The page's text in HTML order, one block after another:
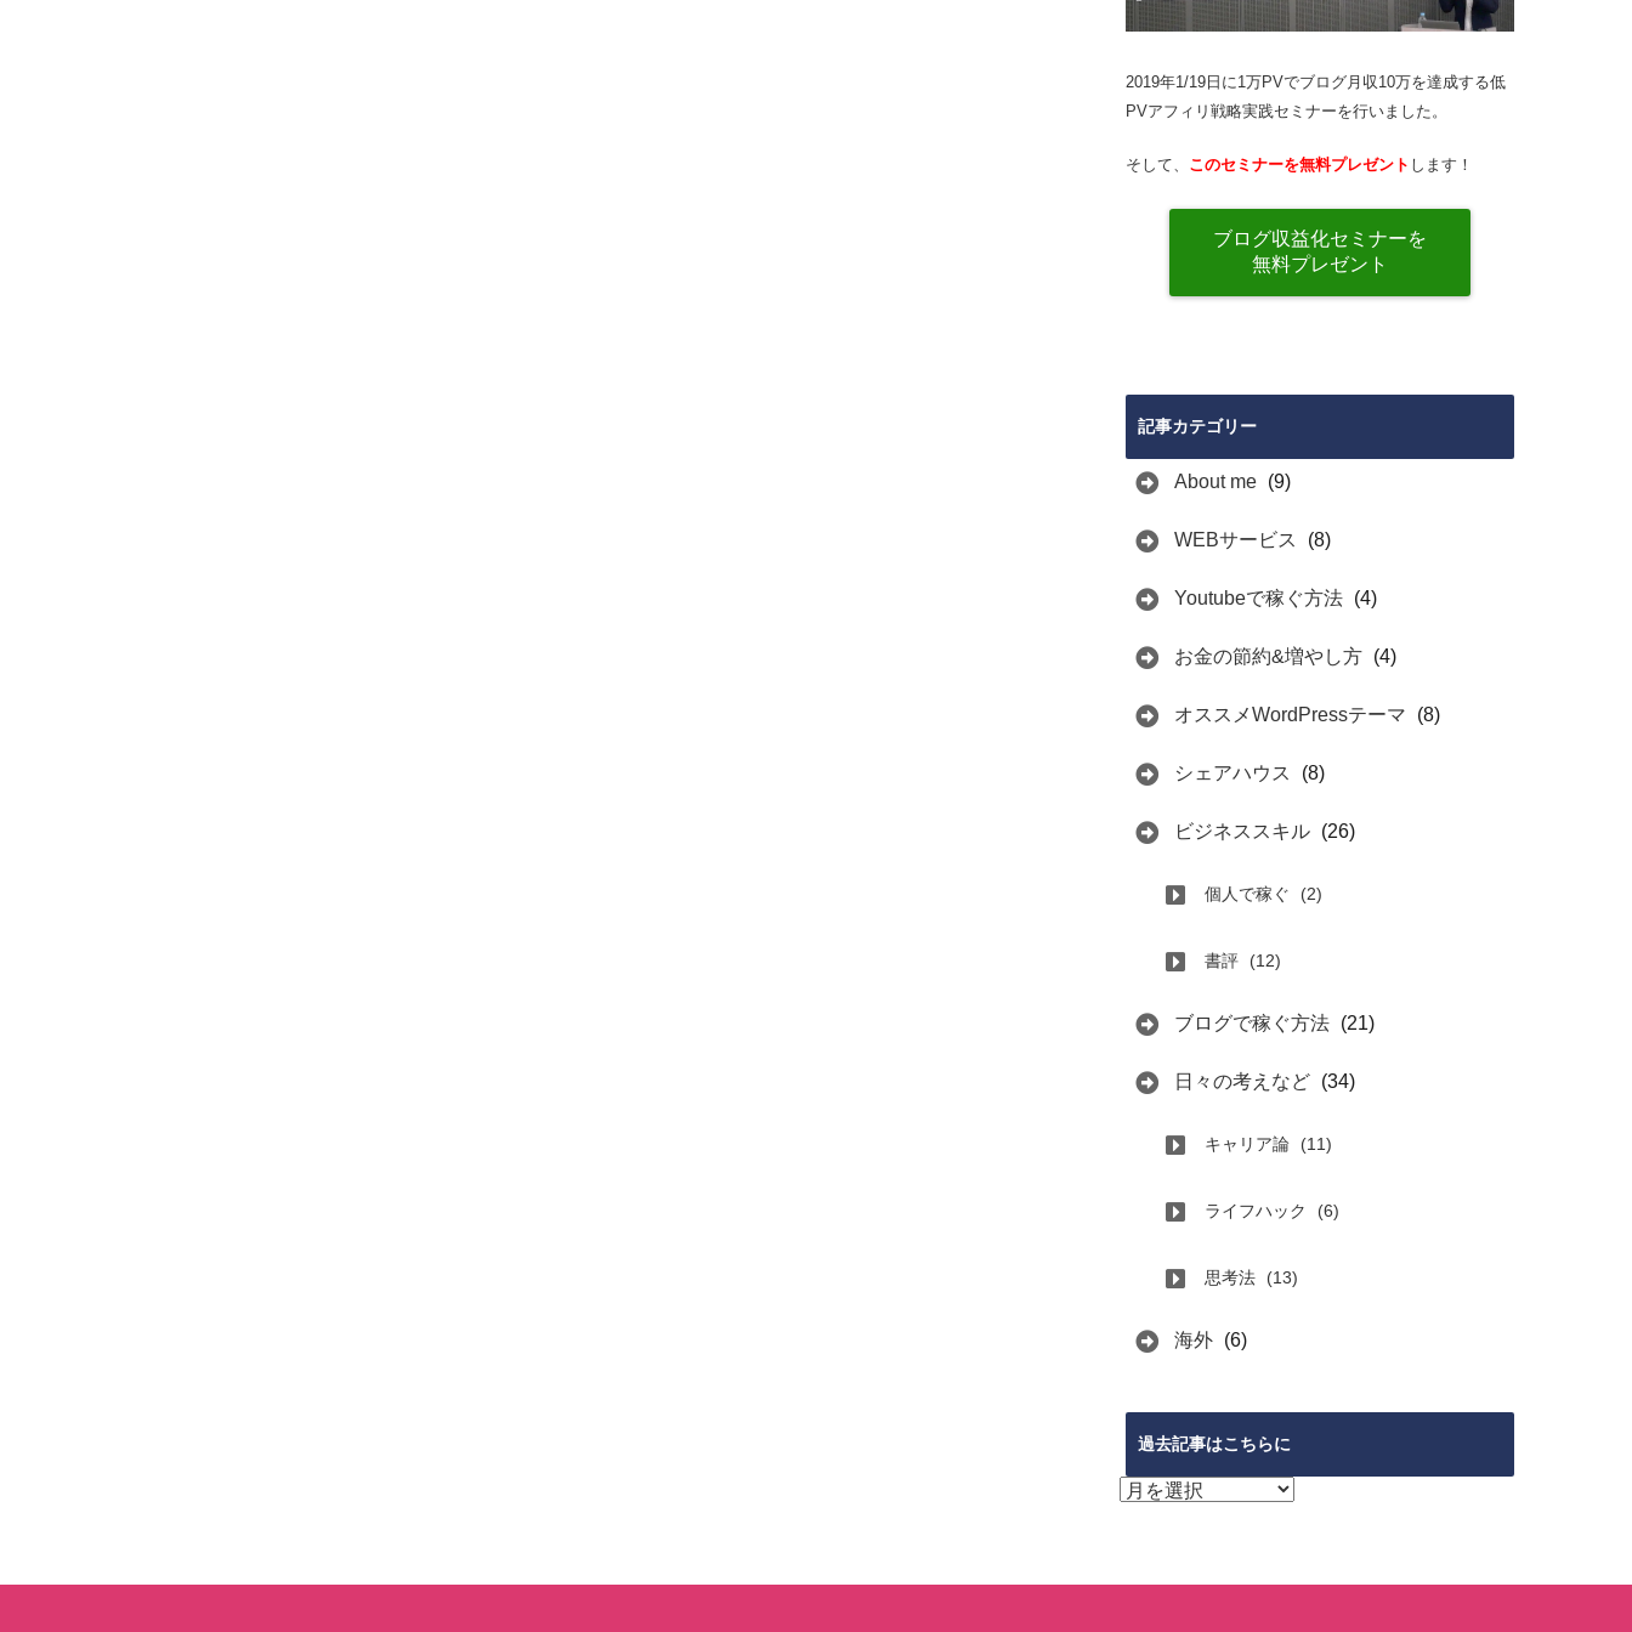
2019年1/19日に1万PVでブログ月収10万を達成する低
PVアフィリ戦略実践セミナーを行いました。
そして、 このセミナーを無料プレゼント します！
ブログ収益化セミナーを
無料プレゼント
記事カテゴリー
About me (9)
WEBサービス (8)
Youtubeで稼ぐ方法 (4)
お金の節約&増やし方 (4)
オススメWordPressテーマ (8)
シェアハウス (8)
ビジネススキル (26)
個人で稼ぐ (2)
書評 (12)
ブログで稼ぐ方法 (21)
日々の考えなど (34)
キャリア論 (11)
ライフハック (6)
思考法 (13)
海外 (6)
過去記事はこちらに
過
は